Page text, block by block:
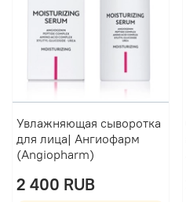
Увлажняющая сыворотка
для лица| Ангиофарм
(Angiopharm)
2 400 RUB